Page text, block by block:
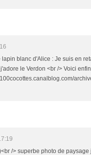
blanc d'Alice : Je suis en
le Verdon <br /> Voici
/> superbe photo de